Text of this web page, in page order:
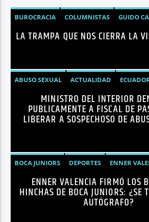
BUROCRACIA COLUMNISTAS
GUIDO
LIBRE COMERCIO
NOTICIAS
NOTICIAS
LA TRAMPA QUE NOS CIERRA LA
ABUSO SEXUAL ACTUALIDAD
JOHN REIMBERG
MINISTRO DEL
SEGURIDAD
MINISTRO DEL INTERIOR
PUBLICAMENTE A FISCAL DE
LIBERAR A SOSPECHOSO DE
BOCA JUNIORS DEPORTES ENNER
NOTICIASENNER VALENCIA FIRMÓ LOS
HINCHAS DE BOCA JUNIORS: ¿SE
AUTÓGRAFO?